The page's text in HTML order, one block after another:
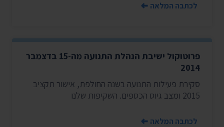
לכתבה המלאה
פרוטוקול ישיבת הנהלת התנועה מה-15 בדצמבר
2014
סקירת פעילות התנועה בשנה החולפת, אישור תקציב
2015 ומצב גיוס הכספים. השקיפות שלנו
לכתבה המלאה